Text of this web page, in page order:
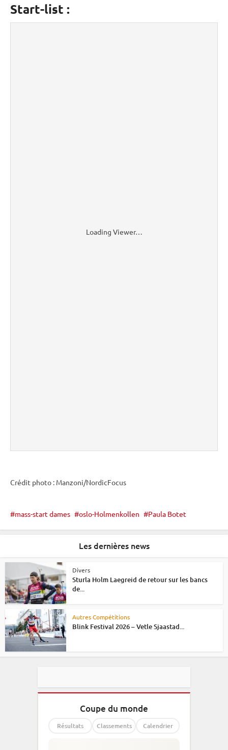
Start-list :
Loading Viewer…
Crédit photo : Manzoni/NordicFocus
mass-start dames oslo-Holmenkollen Paula Botet
Les dernières news
Divers
Sturla Holm Laegreid de retour sur les bancs
de...
Autres Compétitions
Blink Festival 2026 – Vetle Sjaastad...
Coupe du monde
Résultats Classements Calendrier